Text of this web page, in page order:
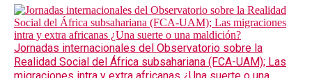
Jornadas internacionales del Observatorio sobre la
Realidad Social del África subsahariana (FCA-UAM); Las